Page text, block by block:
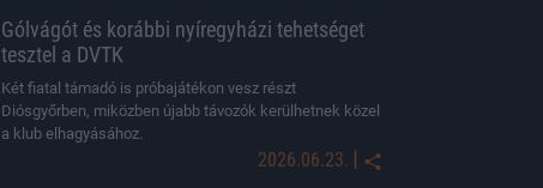
Gólvágót és korábbi nyíregyházi tehetséget
tesztel a DVTK
Két fiatal támadó is próbajátékon vesz részt
Diósgyőrben, miközben újabb távozók kerülhetnek közel
a klub elhagyásához.
2026.06.23. |